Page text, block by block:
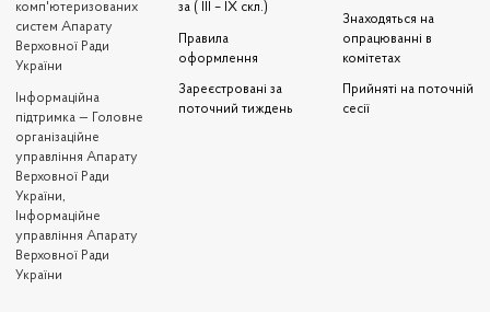
комп'ютеризованих
систем Апарату
Верховної Ради
України
Iнформаційна
підтримка — Головне
організаційне
управління Апарату
Верховної Ради
України,
Інформаційне
управління Апарату
Верховної Ради
України
за ( III – IX скл.)
Правила
оформлення
Зареєстровані за
поточний тиждень
Знаходяться на
опрацюванні в
комітетах
Прийняті на поточній
сесії